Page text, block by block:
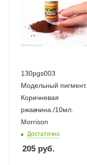
130pgs003
Модельный пигмент.
Коричневая
ржавчина./10мл.
Morrison
Достаточно
205руб.